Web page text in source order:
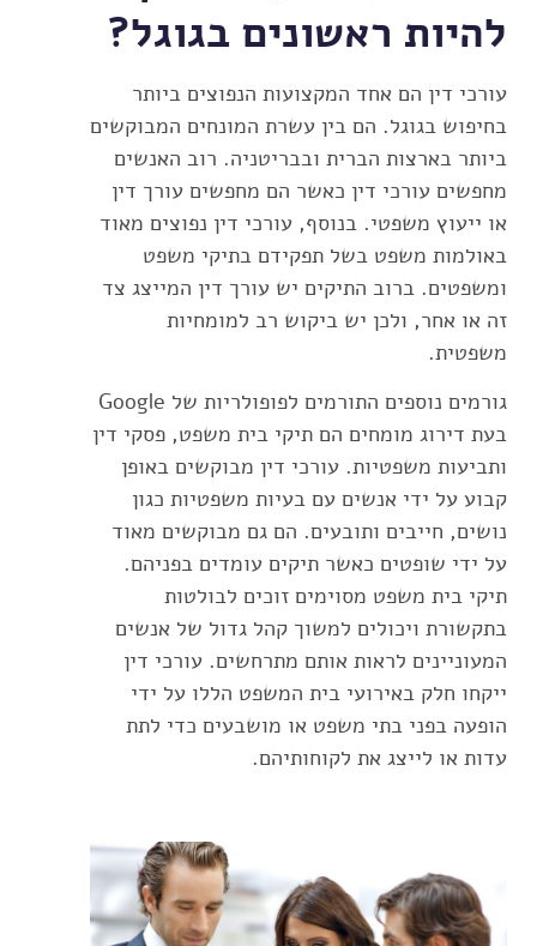
להיות ראשונים בגוגל?
עורכי דין הם אחד המקצועות הנפוצים ביותר
בחיפוש בגוגל. הם בין עשרת המונחים המבוקשים
ביותר בארצות הברית ובבריטניה. רוב האנשים
מחפשים עורכי דין כאשר הם מחפשים עורך דין
או ייעוץ משפטי. בנוסף, עורכי דין נפוצים מאוד
באולמות משפט בשל תפקידם בתיקי משפט
ומשפטים. ברוב התיקים יש עורך דין המייצג צד
זה או אחר, ולכן יש ביקוש רב למומחיות
משפטית.
גורמים נוספים התורמים לפופולריות של Google
בעת דירוג מומחים הם תיקי בית משפט, פסקי דין
ותביעות משפטיות. עורכי דין מבוקשים באופן
קבוע על ידי אנשים עם בעיות משפטיות כגון
נושים, חייבים ותובעים. הם גם מבוקשים מאוד
על ידי שופטים כאשר תיקים עומדים בפניהם.
תיקי בית משפט מסוימים זוכים לבולטות
בתקשורת ויכולים למשוך קהל גדול של אנשים
המעוניינים לראות אותם מתרחשים. עורכי דין
ייקחו חלק באירועי בית המשפט הללו על ידי
הופעה בפני בתי משפט או מושבעים כדי לתת
עדות או לייצג את לקוחותיהם.